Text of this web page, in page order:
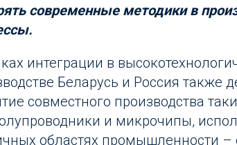
современные методики в
интеграции в
Беларусь и Россия также
совместного производства
и микрочипы,
областях промышленности –